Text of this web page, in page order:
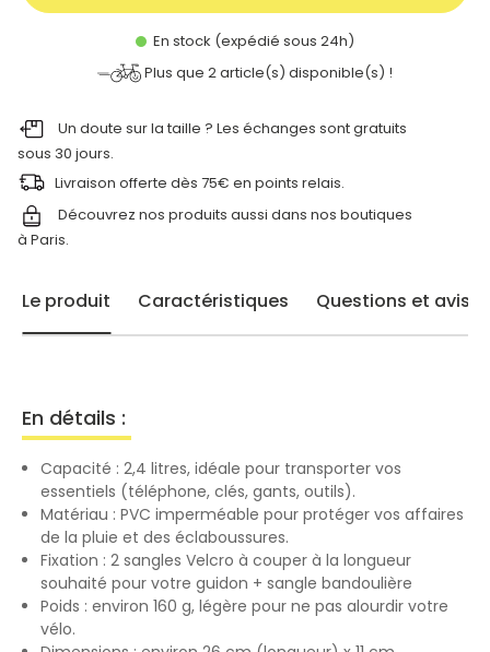
En stock (expédié sous 24h)
Plus que 2article(s) disponible(s) !
Un doute sur la taille ? Les échanges sont gratuits
sous 30 jours.
Livraison offerte dès 75€ en points relais.
Découvrez nos produits aussi dans nos boutiques
à Paris.
Le produit Caractéristiques Questions et avis
En détails :
Capacité : 2,4 litres, idéale pour transporter vos
essentiels (téléphone, clés, gants, outils).
Matériau : PVC imperméable pour protéger vos affaires
de la pluie et des éclaboussures.
Fixation : 2 sangles Velcro à couper à la longueur
souhaité pour votre guidon + sangle bandoulière
Poids : environ 160 g, légère pour ne pas alourdir votre
vélo.